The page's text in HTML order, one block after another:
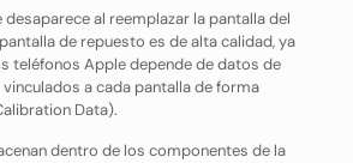
desaparece al reemplazar la pantalla del
de repuesto es de alta calidad, ya
teléfonos Apple depende de datos de
a cada pantalla de forma
Data).
dentro de los componentes de la